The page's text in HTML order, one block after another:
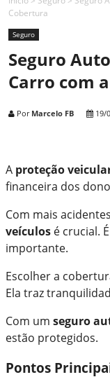
Cobertura
Seguro
Seguro
Carro com
Por Marcelo FB 19/
A proteção
financeira dos
Com mais
veículos é crucial.
importante.
Escolher a
Ela traz
Com um seguro
estão protegidos.
Pontos